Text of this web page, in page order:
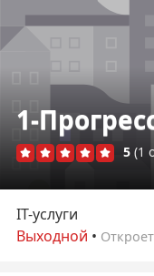
1-
5 (1
IT-услуги
Выходной •